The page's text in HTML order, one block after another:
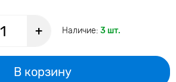
+ Наличие: 3 шт.
В корзину